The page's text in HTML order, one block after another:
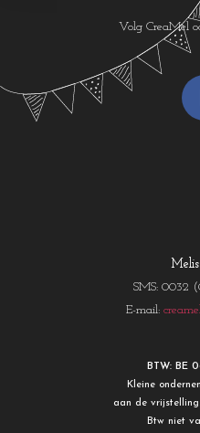
Volg CreaMel
SMS: 0032
E-mail:
BTW: BE
Kleine
aan de
Btw niet